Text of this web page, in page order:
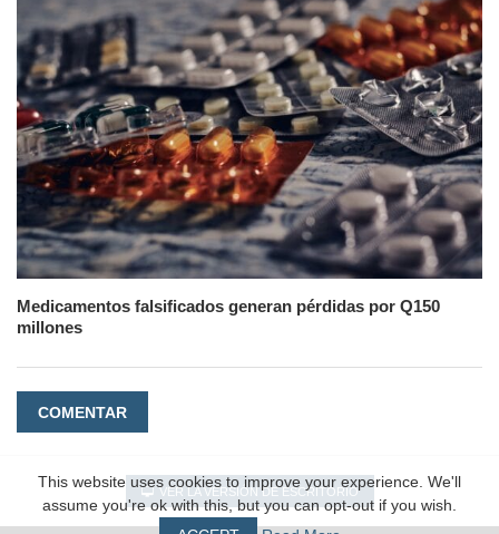
Medicamentos falsificados generan pérdidas por Q150
millones
COMENTAR
VER LA VERSIÓN DE ESCRITORIO
This website uses cookies to improve your experience. We'll
assume you're ok with this, but you can opt-out if you wish.